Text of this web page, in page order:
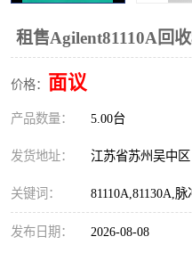
租售Agilent81110A回
价格： 面议
产品数量： 5.00台
发货地址： 江苏省苏州吴中区
关键词： 81110A,81130A,
发布日期： 2026-08-08
频率计
静电计